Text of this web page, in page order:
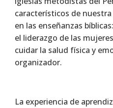
característicos de
en las enseñanzas
el liderazgo de las
cuidar la salud física y
organizador.
La experiencia de